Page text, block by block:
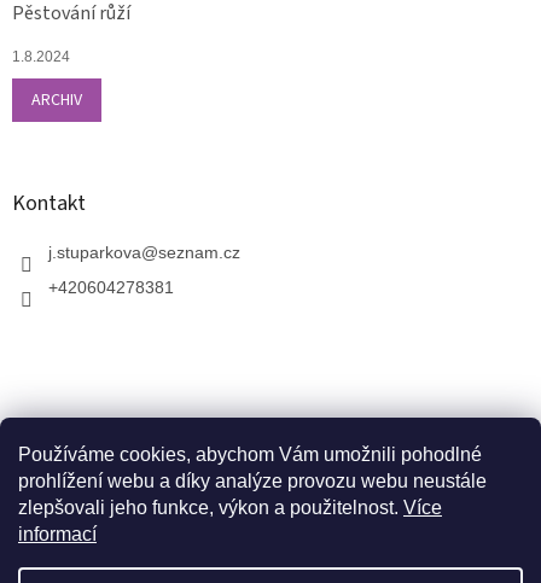
Používáme cookies, abychom Vám umožnili pohodlné
prohlížení webu a díky analýze provozu webu neustále
zlepšovali jeho funkce, výkon a použitelnost. Více
informacíV zahradnictví je možné osobně vybírat stromy a
Pěstování růží
1.8.2024
ARCHIV
Kontakt
j.stuparkova@seznam.cz
+420604278381